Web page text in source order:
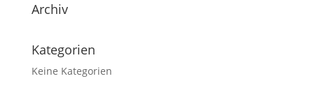
Archiv
Kategorien
Keine Kategorien